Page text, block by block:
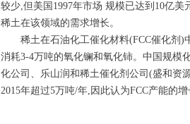
较少,但美国1997年市场 规模已达到10亿
稀土在该领域的需求增长。
稀土在石油化工催化材料(FCC催化剂
消耗3-4万吨的氧化镧和氧化铈。中国规模
化公司、乐山润和稀土催化剂公司(盛和资
2015年超过5万吨/年,因此认为FCC产能的